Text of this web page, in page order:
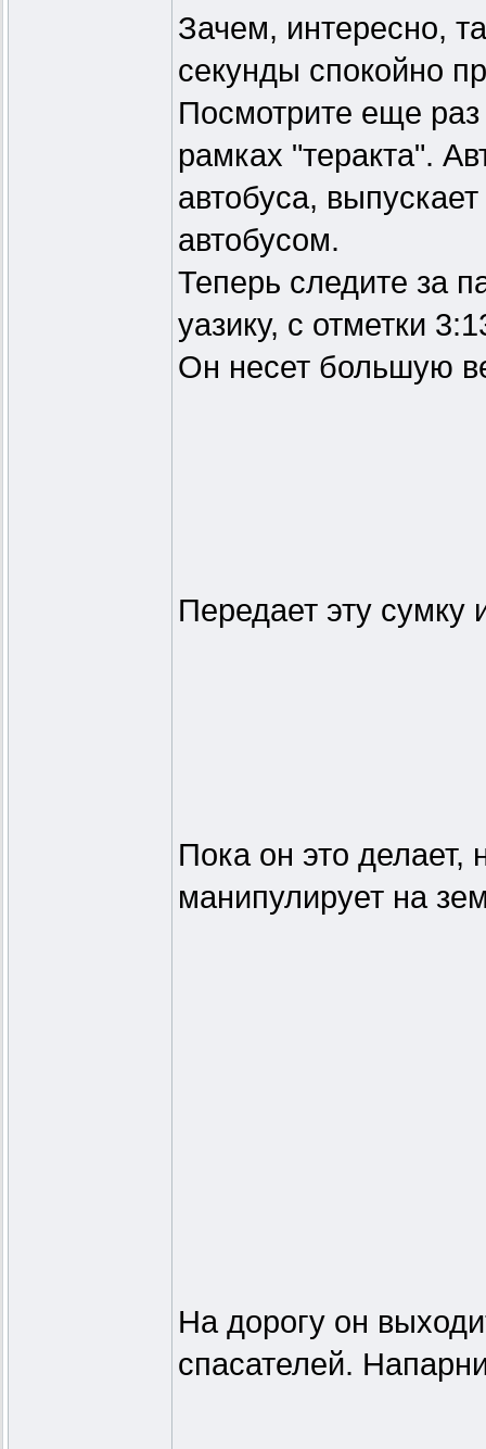
Зачем, интересно,
секунды спокойно
Посмотрите еще
рамках "теракта".
автобуса,
автобусом.
Теперь следите за
уазику, с отметки
Он несет большую
Передает эту сумку
Пока он это делает,
манипулирует на
На дорогу он
спасателей.